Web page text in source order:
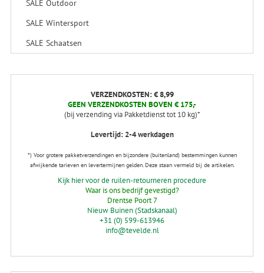
SALE Outdoor
SALE Wintersport
SALE Schaatsen
VERZENDKOSTEN: € 8,99
GEEN VERZENDKOSTEN BOVEN € 175,-
(bij verzending via Pakketdienst tot 10 kg)*
Levertijd: 2-4 werkdagen
*) Voor grotere pakketverzendingen en bijzondere (buitenland) bestemmingen kunnen
afwijkende tarieven en levertermijnen gelden. Deze staan vermeld bij de artikelen.
Kijk hier voor de ruilen-retourneren procedure
Waar is ons bedrijf gevestigd?
Drentse Poort 7
Nieuw Buinen (Stadskanaal)
+31 (0) 599-613946
info@tevelde.nl